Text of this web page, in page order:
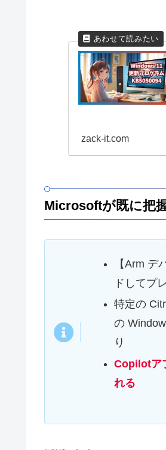
zack-it.com
Microsoftが既に把
【Arm
ドしてプ
特定の
の
り
Copilotア
れる